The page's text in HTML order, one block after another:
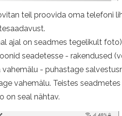
teil proovida oma telefoni
ajal on seadmes tegelikult
seadetesse - rakendused
- puhastage
vahemälu. Teistes
on seal nähtav.